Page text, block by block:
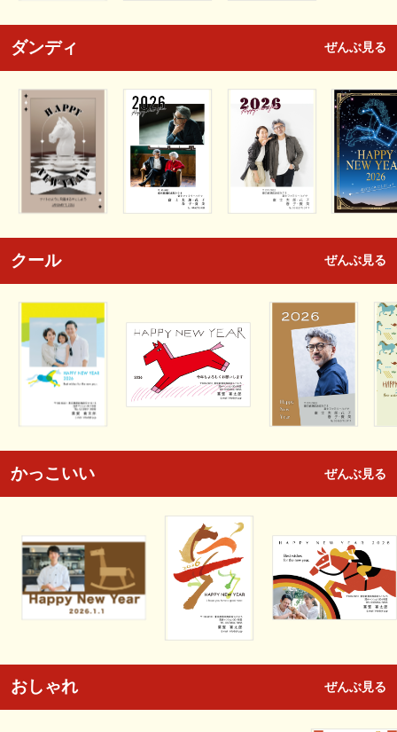
ダンディ ぜんぶ見る
クール ぜんぶ見る
かっこいい ぜんぶ見る
おしゃれ ぜんぶ見る